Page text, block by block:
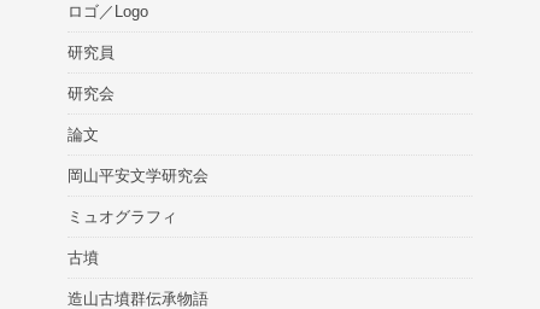
ロゴ／Logo
研究員
研究会
論文
岡山平安文学研究会
ミュオグラフィ
古墳
造山古墳群伝承物語